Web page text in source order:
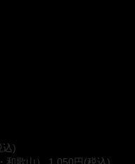
込)